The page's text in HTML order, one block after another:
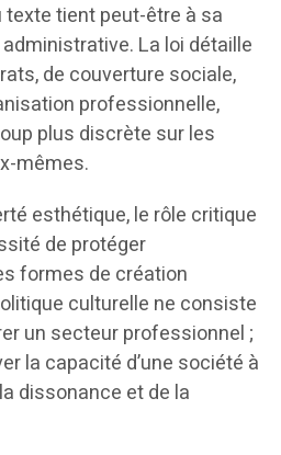
tient peut-être à sa
La loi détaille
de couverture sociale,
professionnelle,
plus discrète sur les
mêmes.
esthétique, le rôle critique
de protéger
formes de création
culturelle ne consiste
un secteur professionnel ;
la capacité d’une société à
dissonance et de la